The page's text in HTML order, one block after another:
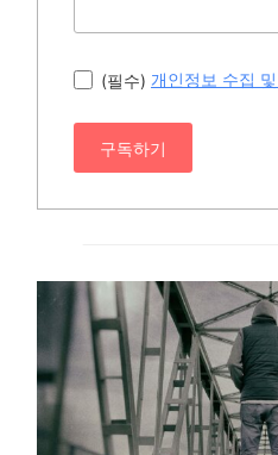
(필수) 개인정보 수집
구독하기